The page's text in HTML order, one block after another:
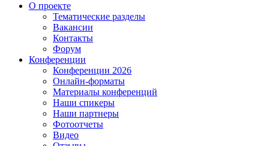
О проекте
Тематические разделы
Вакансии
Контакты
Форум
Конференции
Конференции 2026
Онлайн-форматы
Материалы конференций
Наши спикеры
Наши партнеры
Фотоотчеты
Видео